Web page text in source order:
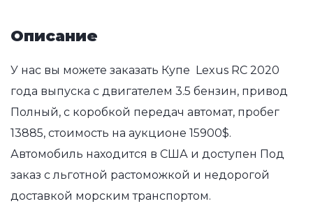
Описание
У нас вы можете заказать Купе Lexus RC 2020
года выпуска с двигателем 3.5 бензин, привод
Полный, с коробкой передач автомат, пробег
13885, стоимость на аукционе 15900$.
Автомобиль находится в США и доступен Под
заказ с льготной растоможкой и недорогой
доставкой морским транспортом.